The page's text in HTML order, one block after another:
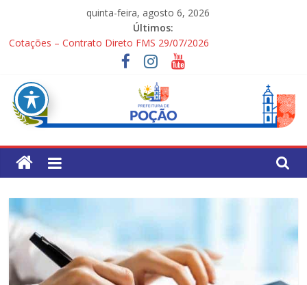
quinta-feira, agosto 6, 2026
Últimos:
Cotações – Contrato Direto FMS 29/07/2026
PONTOS TURÍSTICOS DE POÇÃO
Processo Seletivo Simplificado para Gestores Escolares da Rede
Municipal
1ª Festa dos Pais
Processo Seletivo Simplificado Secretaria de Saúde
Pref.
Mun.
de
Poção